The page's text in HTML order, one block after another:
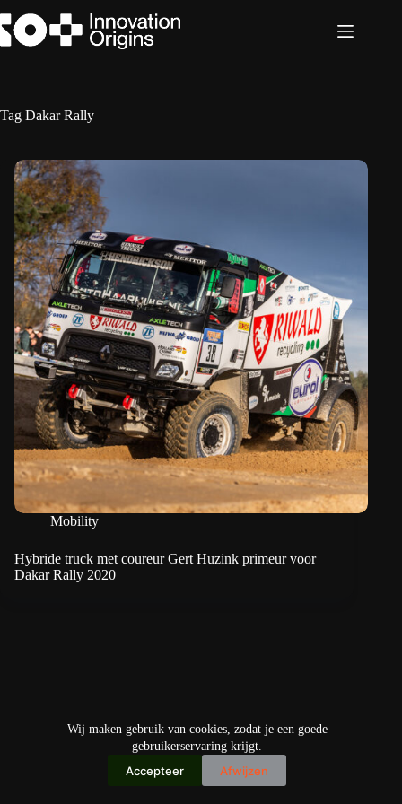
naar
de
Wij maken gebruik van cookies, zodat je een goede
gebruikerservaring krijgt.
Accepteer Afwijzen
Tag Dakar Rally
Mobility
Hybride truck met coureur Gert Huzink primeur voor
Dakar Rally 2020